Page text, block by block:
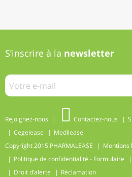
S’inscrire à la newsletter
Rejoignez-nous Contactez-nous
Cegelease
Medilease
Copyright 2015 PHARMALEASE
Mentions
Politique de confidentialité - Formulaire
Droit d’alerte
Réclamation